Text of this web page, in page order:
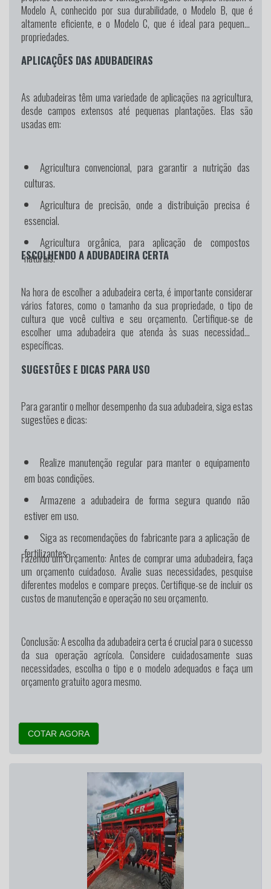
Modelo A, conhecido por sua durabilidade, o Modelo B, que é
altamente eficiente, e o Modelo C, que é ideal para pequenas
propriedades.
APLICAÇÕES DAS ADUBADEIRAS
As adubadeiras têm uma variedade de aplicações na agricultura,
desde campos extensos até pequenas plantações. Elas são
usadas em:
Agricultura convencional, para garantir a nutrição das
culturas.
Agricultura de precisão, onde a distribuição precisa é
essencial.
Agricultura orgânica, para aplicação de compostos
naturais.
ESCOLHENDO A ADUBADEIRA CERTA
Na hora de escolher a adubadeira certa, é importante considerar
vários fatores, como o tamanho da sua propriedade, o tipo de
cultura que você cultiva e seu orçamento. Certifique-se de
escolher uma adubadeira que atenda às suas necessidades
específicas.
SUGESTÕES E DICAS PARA USO
Para garantir o melhor desempenho da sua adubadeira, siga estas
sugestões e dicas:
Realize manutenção regular para manter o equipamento
em boas condições.
Armazene a adubadeira de forma segura quando não
estiver em uso.
Siga as recomendações do fabricante para a aplicação de
fertilizantes.
Fazendo um Orçamento: Antes de comprar uma adubadeira, faça
um orçamento cuidadoso. Avalie suas necessidades, pesquise
diferentes modelos e compare preços. Certifique-se de incluir os
custos de manutenção e operação no seu orçamento.
Conclusão:A escolha da adubadeira certa é crucial para o sucesso
da sua operação agrícola. Considere cuidadosamente suas
necessidades, escolha o tipo e o modelo adequados e faça um
orçamento gratuito agora mesmo.
COTAR AGORA